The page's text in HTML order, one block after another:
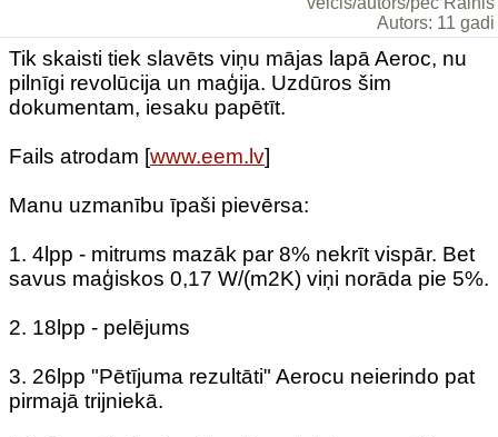
Autors: 11 gadi
Tik skaisti tiek slavēts viņu mājas lapā Aeroc, nu
pilnīgi revolūcija un maģija. Uzdūros šim
dokumentam, iesaku papētīt.
Fails atrodam [www.eem.lv]
Manu uzmanību īpaši pievērsa:
1. 4lpp - mitrums mazāk par 8% nekrīt vispār. Bet
savus maģiskos 0,17 W/(m2K) viņi norāda pie 5%.
2. 18lpp - pelējums
3. 26lpp "Pētījuma rezultāti" Aerocu neierindo pat
pirmajā trijniekā.